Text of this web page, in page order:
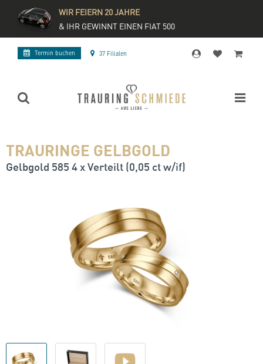
WIR FEIERN 20 JAHRE
& IHR GEWINNT EINEN FIAT 500
Termin buchen 37 Filialen
TRAURINGE GELBGOLD
Gelbgold 585 4 x Verteilt (0,05 ct w/if)